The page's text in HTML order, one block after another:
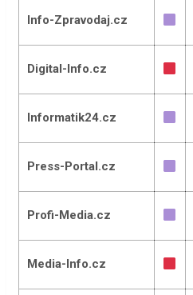
Info-Zpravodaj.cz
Digital-Info.cz
Informatik24.cz
Press-Portal.cz
Profi-Media.cz
Media-Info.cz